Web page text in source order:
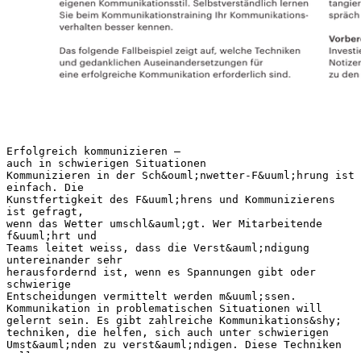
Erfolgreich kommunizieren –
auch in schwierigen Situationen
Kommunizieren in der Sch&ouml;nwetter-F&uuml;hrung ist
einfach. Die
Kunstfertigkeit des F&uuml;hrens und Kommunizierens
ist gefragt,
wenn das Wetter umschl&auml;gt. Wer Mitarbeitende
f&uuml;hrt und
Teams leitet weiss, dass die Verst&auml;ndigung
untereinander sehr
herausfordernd ist, wenn es Spannungen gibt oder
schwierige
Entscheidungen vermittelt werden m&uuml;ssen.
Kommunikation in problematischen Situationen will
gelernt sein. Es gibt zahlreiche Kommunikations&shy;
techniken, die helfen, sich auch unter schwierigen
Umst&auml;nden zu verst&auml;ndigen. Diese Techniken